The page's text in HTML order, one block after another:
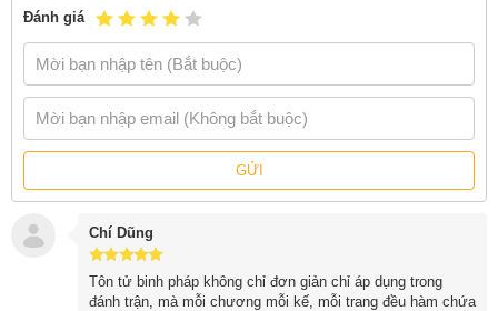
Cửu biến
Địa hình
Cửu địa
Hỏa công
Dụng gián
Thông tin tác giả Tôn Tử
Đánh giá
GỬI
Chí Dũng
Tôn tử binh pháp không chỉ đơn giản chỉ áp dụng trong
đánh trận, mà mỗi chương mỗi kế, mỗi trang đều hàm chứa